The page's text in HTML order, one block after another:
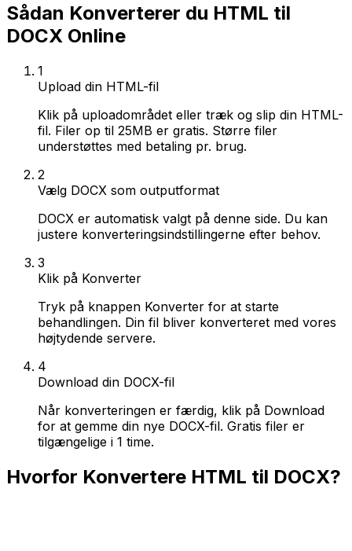
Sådan Konverterer du HTML til
DOCX Online
1
Upload din HTML-fil
Klik på uploadområdet eller træk og slip din HTML-
fil. Filer op til 25MB er gratis. Større filer
understøttes med betaling pr. brug.
2
Vælg DOCX som outputformat
DOCX er automatisk valgt på denne side. Du kan
justere konverteringsindstillingerne efter behov.
3
Klik på Konverter
Tryk på knappen Konverter for at starte
behandlingen. Din fil bliver konverteret med vores
højtydende servere.
4
Download din DOCX-fil
Når konverteringen er færdig, klik på Download
for at gemme din nye DOCX-fil. Gratis filer er
tilgængelige i 1 time.
Hvorfor Konvertere HTML til DOCX?